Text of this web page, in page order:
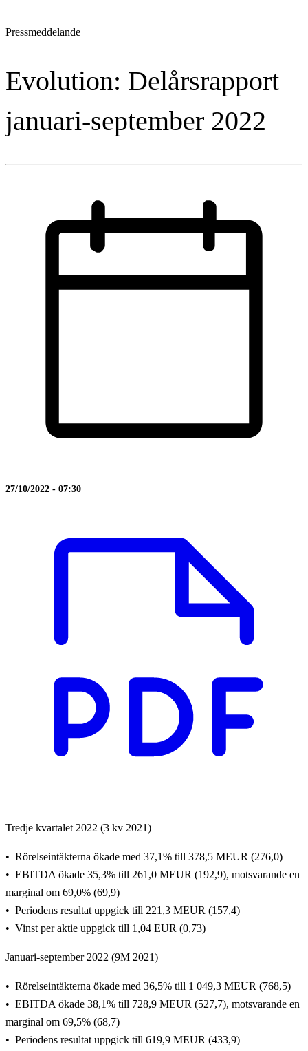
Pressmeddelande
Evolution: Delårsrapport
januari-september 2022
27/10/2022 - 07:30
Tredje kvartalet 2022 (3 kv 2021)
Rörelseintäkterna ökade med 37,1% till 378,5 MEUR (276,0)
EBITDA ökade 35,3% till 261,0 MEUR (192,9), motsvarande en
marginal om 69,0% (69,9)
Periodens resultat uppgick till 221,3 MEUR (157,4)
Vinst per aktie uppgick till 1,04 EUR (0,73)
Januari-september 2022 (9M 2021)
Rörelseintäkterna ökade med 36,5% till 1 049,3 MEUR (768,5)
EBITDA ökade 38,1% till 728,9 MEUR (527,7), motsvarande en
marginal om 69,5% (68,7)
Periodens resultat uppgick till 619,9 MEUR (433,9)